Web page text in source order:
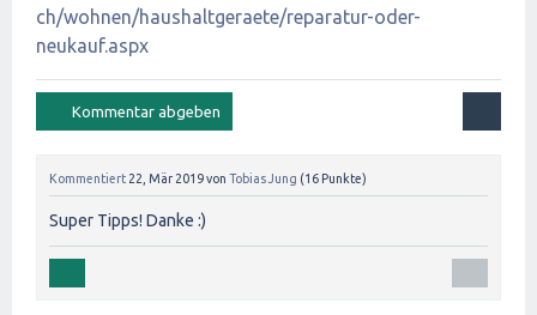
ch/wohnen/haushaltgeraete/reparatur-oder-
neukauf.aspx
Kommentiert 22, Mär 2019von Tobias Jung (16 Punkte)
Super Tipps! Danke :)